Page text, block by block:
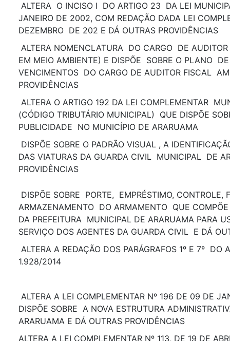
ALTERA O INCISO I DO ARTIGO 23 DA LEI
JANEIRO DE 2002, COM REDAÇÃO DADA LEI
DEZEMBRO DE 202 E DÁ OUTRAS PROVIDÊNCIAS
ALTERA NOMENCLATURA DO CARGO DE
EM MEIO AMBIENTE) E DISPÕE SOBRE O PLANO DE
VENCIMENTOS DO CARGO DE AUDITOR FISCAL
PROVIDÊNCIAS
ALTERA O ARTIGO 192 DA LEI COMPLEMENTAR
(CÓDIGO TRIBUTÁRIO MUNICIPAL) QUE DISPÕE
PUBLICIDADE NO MUNICÍPIO DE ARARUAMA
DISPÕE SOBRE O PADRÃO VISUAL , A
DAS VIATURAS DA GUARDA CIVIL MUNICIPAL DE
PROVIDÊNCIAS
DISPÕE SOBRE PORTE, EMPRÉSTIMO, CONTROLE,
ARMAZENAMENTO DO ARMAMENTO QUE
DA PREFEITURA MUNICIPAL DE ARARUAMA PARA
SERVIÇO DOS AGENTES DA GUARDA CIVIL E DÁ
ALTERA A REDAÇÃO DOS PARÁGRAFOS 1º E 7º DO
1.928/2014
ALTERA A LEI COMPLEMENTAR Nº 196 DE 09 DE
DISPÕE SOBRE A NOVA ESTRUTURA
ARARUAMA E DÁ OUTRAS PROVIDÊNCIAS
ALTERA A LEI COMPLEMENTAR Nº 113, DE 19 DE